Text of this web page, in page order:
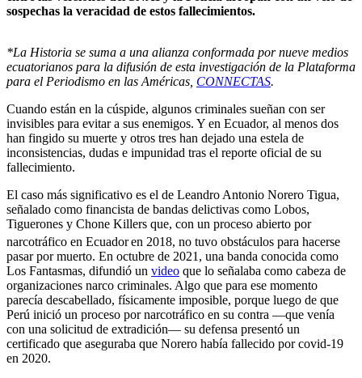
sospechas la veracidad de estos fallecimientos.
*La Historia se suma a una alianza conformada por nueve medios
ecuatorianos para la difusión de esta investigación de la Plataforma
para el Periodismo en las Américas, CONNECTAS.
Cuando están en la cúspide, algunos criminales sueñan con ser
invisibles para evitar a sus enemigos. Y en Ecuador, al menos dos
han fingido su muerte y otros tres han dejado una estela de
inconsistencias, dudas e impunidad tras el reporte oficial de su
fallecimiento.
El caso más significativo es el de Leandro Antonio Norero Tigua,
señalado como financista de bandas delictivas como Lobos,
Tiguerones y Chone Killers que, con un proceso abierto por
narcotráfico en Ecuadoren 2018, no tuvo obstáculos para hacerse
pasar por muerto. En octubre de 2021, una banda conocida como
Los Fantasmas, difundió un video que lo señalaba como cabeza de
organizaciones narco criminales. Algo que para ese momento
parecía descabellado, físicamente imposible, porque luego de que
Perú inició un proceso por narcotráfico en su contra —que venía
con una solicitud de extradición— su defensa presentó un
certificado que aseguraba que Norero había fallecido por covid-19
en 2020.